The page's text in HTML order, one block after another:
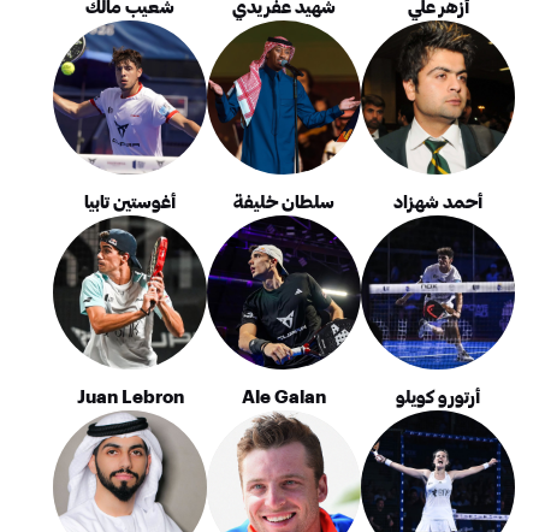
أزهر علي شهيد عفريدي شعيب مالك
أحمد شهزاد سلطان خليفة أغوستين تابيا
أرتورو كويلو Ale Galan
Juan Lebron